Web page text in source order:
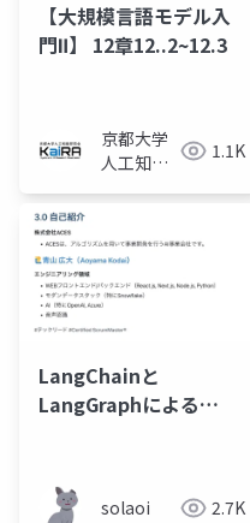
【大規模言語モデル入
門Ⅱ】 12章12..2~12.3
京都大学
人工知能
1.1K
LangChainと
LangGraphによる
2回
solaoi 2.7K